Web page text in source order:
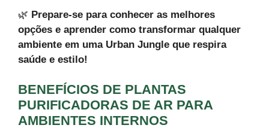
🌿 Prepare-se para conhecer as melhores
opções e aprender como transformar qualquer
ambiente em uma Urban Jungle que respira
saúde e estilo!
BENEFÍCIOS DE PLANTAS
PURIFICADORAS DE AR PARA
AMBIENTES INTERNOS